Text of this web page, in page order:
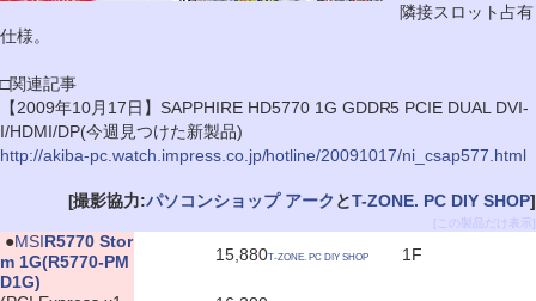
隣接スロット占有
仕様。
□関連記事
【2009年10月17日】SAPPHIRE HD5770 1G GDDR5 PCIE DUAL DVI-
I/HDMI/DP(今週見つけた新製品)
http://akiba-pc.watch.impress.co.jp/hotline/20091017/ni_csap577.html
[撮影協力:パソコンショップ アーク とT-ZONE. PC DIY SHOP]
[この製品だけ表示]
●MSIR5770 Stor
m 1G(R5770-PM
D1G)
15,880T-ZONE. PC DIY SHOP 1F